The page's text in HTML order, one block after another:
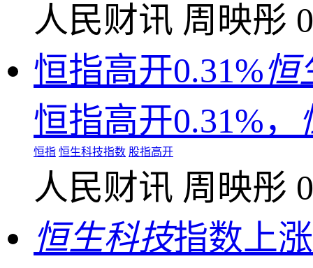
人民财讯 周映彤
恒指高开0.31%恒
恒指高开0.31%，
恒指 恒生科技指数 股指高开
人民财讯 周映彤
恒生科技指数上